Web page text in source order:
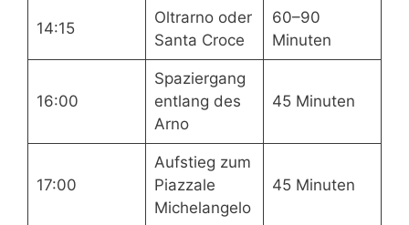
14:15
Oltrarno oder
Santa Croce
60–90
Minuten
16:00
Spaziergang
entlang des
Arno
45 Minuten
17:00
Aufstieg zum
Piazzale
Michelangelo
45 Minuten